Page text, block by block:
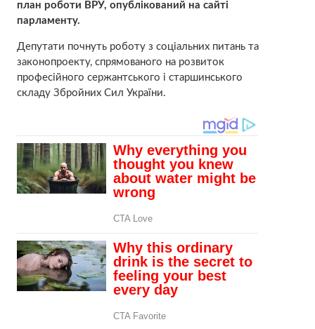
план роботи ВРУ, опублікований на сайті
парламенту.
Депутати почнуть роботу з соціальних питань та
законопроекту, спрямованого на розвиток
професійного сержантського і старшинського
складу Збройних Сил України.